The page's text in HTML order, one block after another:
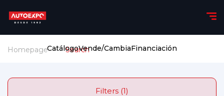
CatálogoVende/CambiaFinanciación
Homepage Search
Filters (1)